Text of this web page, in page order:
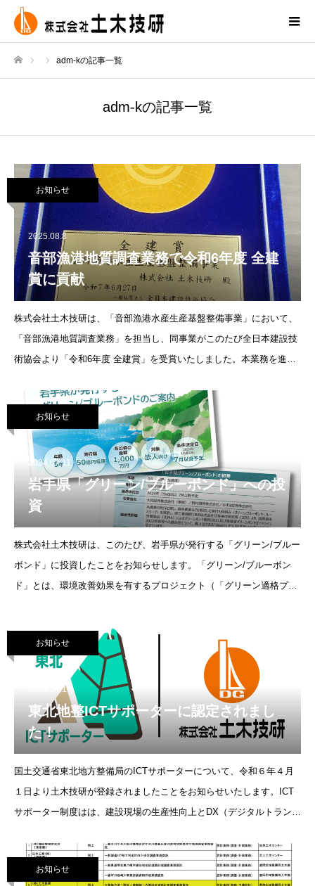
adm-kの記事一覧
adm-kの記事一覧
お知らせ
2025.08.8
音部漁港地質調査業務で令和6年度 全建
賞に貢献
株式会社土木技研は、「音部漁港水産生産基盤整備事業」において、
「音部漁港地質調査業務」を担当し、同事業がこのたび全日本建設技
術協会より「令和6年度 全建賞」を受賞いたしました。本業務を進め
ましたこと、心より感
お知らせ
2024.07.11
岩手県「グリーン/ブルーボンド」への投
資
株式会社土木技研は、このたび、岩手県が発行する「グリーン/ブルー
ボンド」に投資したことをお知らせします。「グリーン/ブルーボン
ド」とは、環境改善効果を有するプロジェクト（「グリーン適格プロ
源・生態系の保護等に資する
お知らせ
2024.04.1
東北地整ICTサポーターに認定されまし
た！
国土交通省東北地方整備局のICTサポーターについて、令和６年４月
１日より土木技研が登録されましたことをお知らせいたします。ICT
サポーター制度はは、建設現場の生産性向上とDX（デジタルトランス
に対して
お知らせ